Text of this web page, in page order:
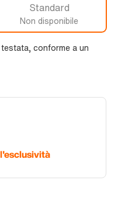
Standard
Non disponibile
conforme a un